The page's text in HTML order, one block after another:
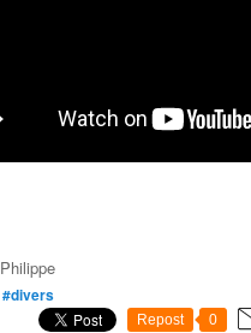
Philippe
#divers
Repost 0